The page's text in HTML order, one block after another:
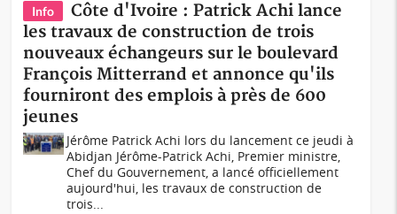
Info
Côte d'Ivoire : Patrick Achi lance
les travaux de construction de trois
nouveaux échangeurs sur le boulevard
François Mitterrand et annonce qu'ils
fourniront des emplois à près de 600
jeunes
Jérôme Patrick Achi lors du lancement ce jeudi à
Abidjan Jérôme-Patrick Achi, Premier ministre,
Chef du Gouvernement, a lancé officiellement
aujourd'hui, les travaux de construction de
trois...